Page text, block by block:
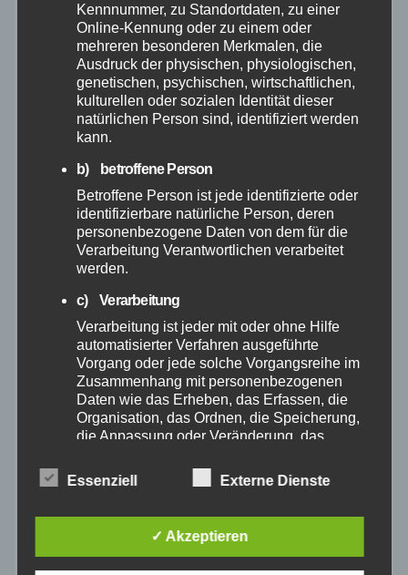
Dezember 2024
November 2024
Oktober 2024
September 2024
August 2024
Juli 2024
Juni 2024
Mai 2024
April 2024
Januar 2024
Kennnummer, zu Standortdaten, zu einer
Online-Kennung oder zu einem oder
mehreren besonderen Merkmalen, die
Ausdruck der physischen, physiologischen,
genetischen, psychischen, wirtschaftlichen,
kulturellen oder sozialen Identität dieser
natürlichen Person sind, identifiziert werden
kann.
b) betroffene Person
Betroffene Person ist jede identifizierte oder
identifizierbare natürliche Person, deren
personenbezogene Daten von dem für die
Verarbeitung Verantwortlichen verarbeitet
werden.
c) Verarbeitung
Verarbeitung ist jeder mit oder ohne Hilfe
automatisierter Verfahren ausgeführte
Vorgang oder jede solche Vorgangsreihe im
Zusammenhang mit personenbezogenen
Daten wie das Erheben, das Erfassen, die
Organisation, das Ordnen, die Speicherung,
die Anpassung oder Veränderung, das
die Offenlegung durch Übermittlung,
Verbreitung oder eine andere Form der
Verknüpfung, die Einschränkung, das
Löschen oder die Vernichtung.
Essenziell Externe Dienste
✓ Akzeptieren